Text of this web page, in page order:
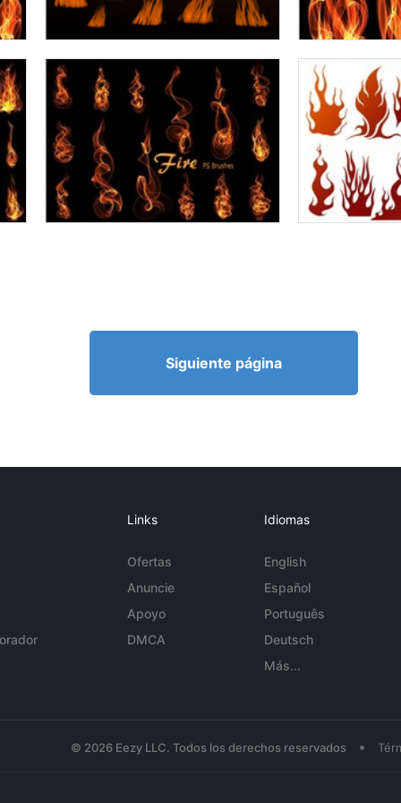
Siguiente página
Links
Ofertas
Anuncie
Apoyo
DMCA
Idiomas
English
Español
Português
Deutsch
Más...
© 2026 Eezy LLC. Todos los derechos reservados •